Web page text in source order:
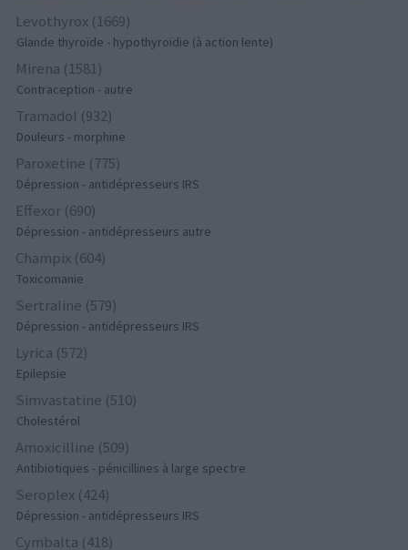
Levothyrox (1669)
Glande thyroïde - hypothyroïdie (à action lente)
Mirena (1581)
Contraception - autre
Tramadol (932)
Douleurs - morphine
Paroxetine (775)
Dépression - antidépresseurs IRS
Effexor (690)
Dépression - antidépresseurs autre
Champix (604)
Toxicomanie
Sertraline (579)
Dépression - antidépresseurs IRS
Lyrica (572)
Epilepsie
Simvastatine (510)
Cholestérol
Amoxicilline (509)
Antibiotiques - pénicillines à large spectre
Seroplex (424)
Dépression - antidépresseurs IRS
Cymbalta (418)